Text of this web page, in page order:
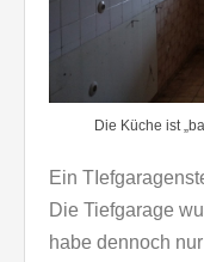
Die Küche ist
Ein
Die Tiefgarage
habe dennoch